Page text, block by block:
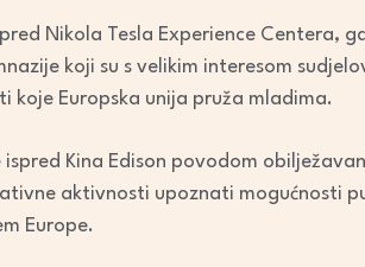
volume.
Nikola Tesla Experience Centera,
koji su s velikim interesom
koje Europska unija pruža mladima.
Kina Edison povodom
aktivnosti upoznati mogućnosti
Europe.